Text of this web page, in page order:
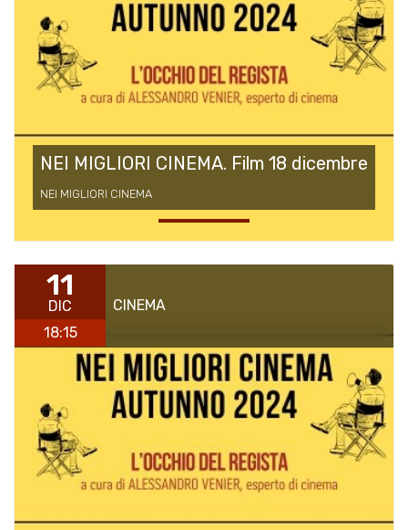
NEI MIGLIORI CINEMA. Film 18 dicembre
NEI MIGLIORI CINEMA
11
DIC
18:15
CINEMA